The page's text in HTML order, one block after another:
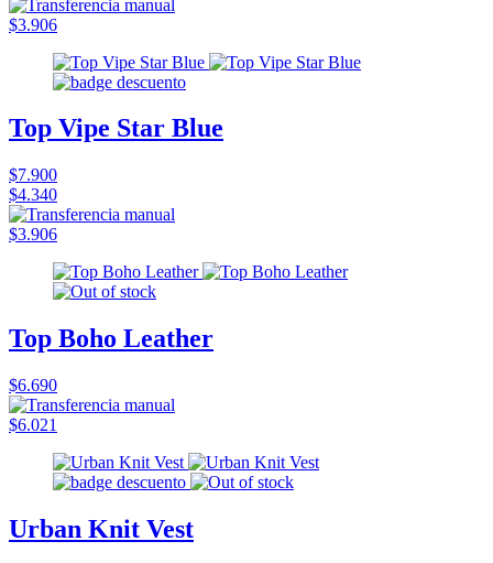
$3.906
Top Vipe Star Blue
$7.900
$4.340
$3.906
Top Boho Leather
$6.690
$6.021
Urban Knit Vest